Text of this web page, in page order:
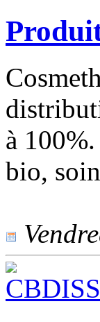
à
bio,